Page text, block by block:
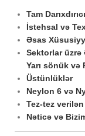
Tam
İstehsal və
Əsas
Sektorlar
Yarı sönük və
Üstünlüklər
Neylon 6 və
Tez-tez
Nəticə və